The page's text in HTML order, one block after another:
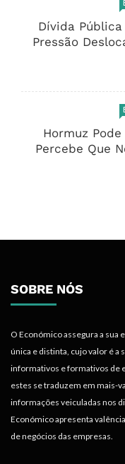
Dívida Pública
Pressão
Hormuz
Percebe Que
SOBRE NÓS
O Económico assegura a sua
única e distinta, cujo valor é a
informativos e formativos de
estes se traduzem em mais-
informações veiculadas nos
Económico apresenta
de negócios das empresas.